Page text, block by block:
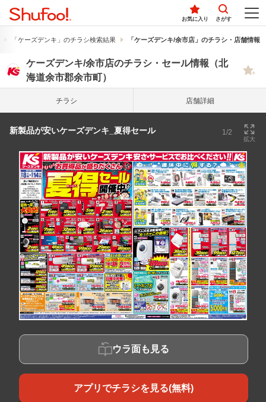
お気に入り さがす
「ケーズデンキ」のチラシ検索結果 「ケーズデンキ/余市店」のチラシ・店舗情報
ケーズデンキ/余市店のチラシ・セール情報（北
海道余市郡余市町）
チラシ 店舗詳細
新製品が安いケーズデンキ_夏得セール 1/2
拡大
ウラ面も見る
アプリでチラシを見る(無料)